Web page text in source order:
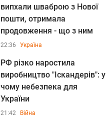
випхали шваброю з Нової
пошти, отримала
продовження - що з ним
22:36 Україна
РФ різко наростила
виробництво "Іскандерів": у
чому небезпека для
України
21:42 Війна